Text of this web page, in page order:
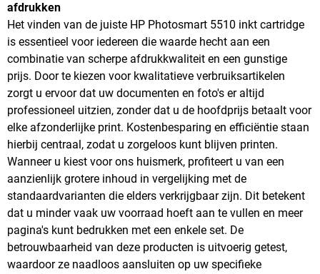
afdrukken
Het vinden van de juiste HP Photosmart 5510 inkt cartridge
is essentieel voor iedereen die waarde hecht aan een
combinatie van scherpe afdrukkwaliteit en een gunstige
prijs. Door te kiezen voor kwalitatieve verbruiksartikelen
zorgt u ervoor dat uw documenten en foto's er altijd
professioneel uitzien, zonder dat u de hoofdprijs betaalt voor
elke afzonderlijke print. Kostenbesparing en efficiëntie staan
hierbij centraal, zodat u zorgeloos kunt blijven printen.
Wanneer u kiest voor ons huismerk, profiteert u van een
aanzienlijk grotere inhoud in vergelijking met de
standaardvarianten die elders verkrijgbaar zijn. Dit betekent
dat u minder vaak uw voorraad hoeft aan te vullen en meer
pagina's kunt bedrukken met een enkele set. De
betrouwbaarheid van deze producten is uitvoerig getest,
waardoor ze naadloos aansluiten op uw specifieke